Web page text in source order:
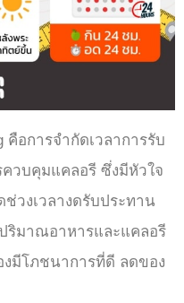
คือการจำกัดเวลาการรับ
วบคุมแคลอรี ซึ่งมีหัวใจ
วงเวลางดรับประทาน
ริมาณอาหารและแคลอรี
มีโภชนาการที่ดี ลดของ